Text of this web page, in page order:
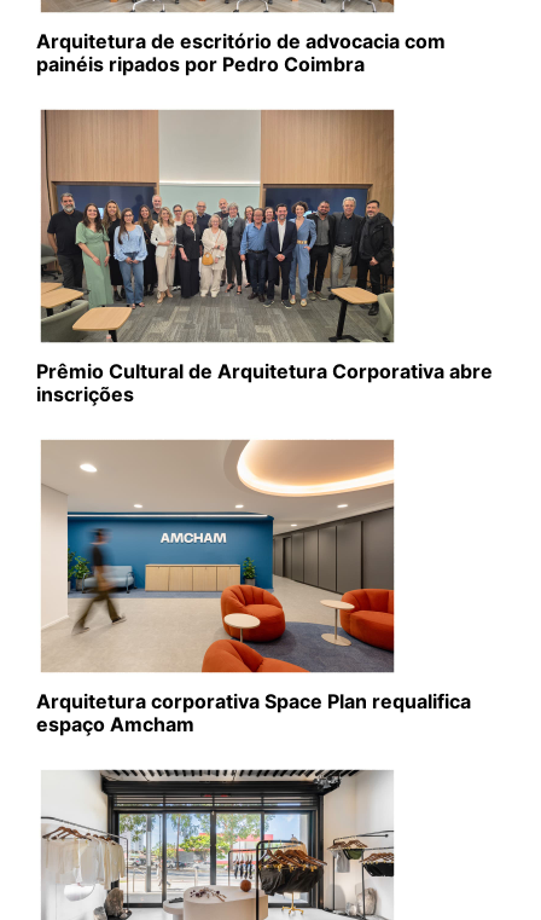
Arquitetura de escritório de advocacia com
painéis ripados por Pedro Coimbra
Prêmio Cultural de Arquitetura Corporativa abre
inscrições
Arquitetura corporativa Space Plan requalifica
espaço Amcham